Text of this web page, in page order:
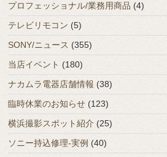
プロフェッショナル/業務用商品 (4)
テレビリモコン (5)
SONY/ニュース (355)
当店イベント (180)
ナカムラ電器店舗情報 (38)
臨時休業のお知らせ (123)
横浜撮影スポット紹介(25)
ソニー持込修理-実例 (40)